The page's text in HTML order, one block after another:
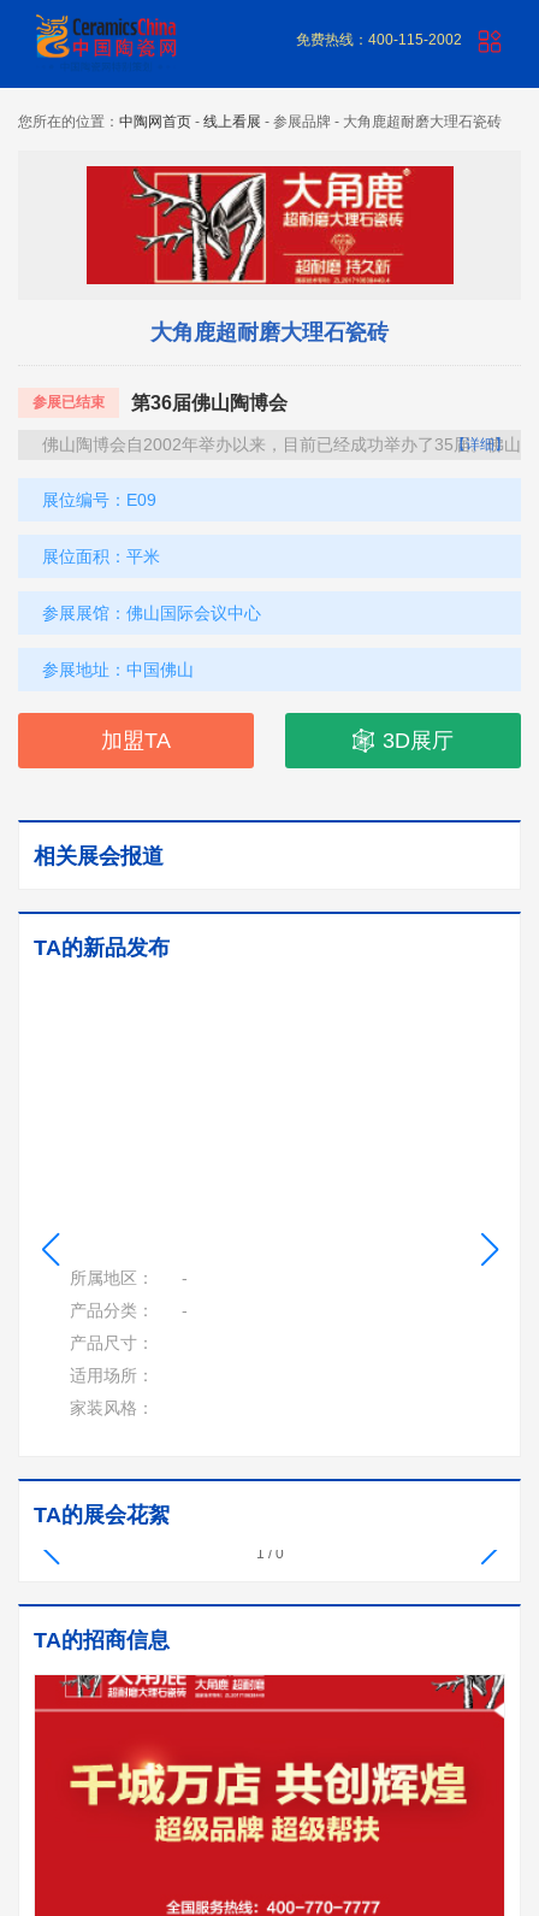
免费热线：400-115-2002
您所在的位置： 中陶网首页 - 线上看展 - 参展品牌 - 大角鹿超耐磨大理石瓷砖
大角鹿超耐磨大理石瓷砖
参展已结束 第36届佛山陶博会
佛山陶博会自2002年举办以来，目前已经成功举办了35届。佛山
【详细】
展位编号： E09
展位面积： 平米
参展展馆： 佛山国际会议中心
参展地址： 中国佛山
加盟TA 3D展厅
相关展会报道
TA的新品发布
所属地区：
-
产品分类：
-
产品尺寸：
适用场所：
家装风格：
TA的展会花絮
1 / 0
TA的招商信息